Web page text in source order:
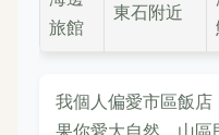
旅館
東石附近
我個人偏愛市區飯